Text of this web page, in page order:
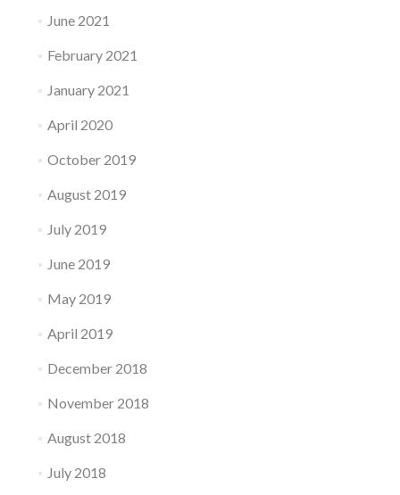
June 2021
February 2021
January 2021
April 2020
October 2019
August 2019
July 2019
June 2019
May 2019
April 2019
December 2018
November 2018
August 2018
July 2018